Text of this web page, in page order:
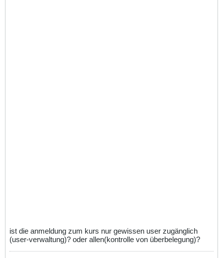
ist die anmeldung zum kurs nur gewissen user zugänglich
(user-verwaltung)? oder allen(kontrolle von überbelegung)?